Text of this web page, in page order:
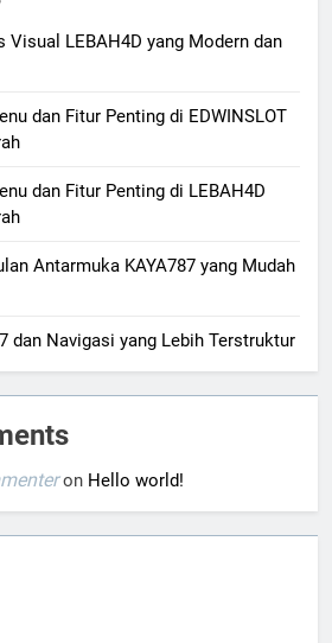
Visual LEBAH4D yang Modern dan
dan Fitur Penting di EDWINSLOT
dan Fitur Penting di LEBAH4D
Antarmuka KAYA787 yang Mudah
dan Navigasi yang Lebih Terstruktur
on Hello world!